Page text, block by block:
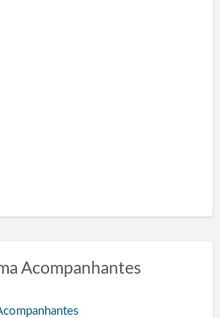
Acompanhantes